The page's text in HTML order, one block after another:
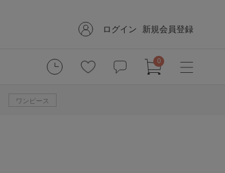
ログイン 新規会員登録
0
ワンピース